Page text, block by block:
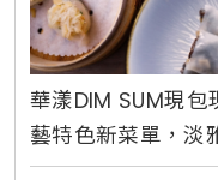
華漾DIM SUM現
藝特色新菜單，淡